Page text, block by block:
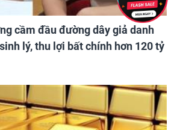
cầm đầu đường dây giả danh
lý, thu lợi bất chính hơn 120 tỷ